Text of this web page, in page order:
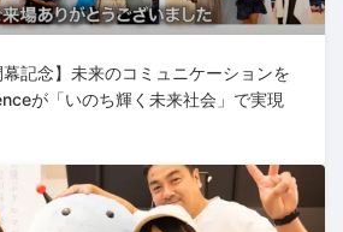
幕記念】未来のコミュニケーションを
が「いのち輝く未来社会」で実現